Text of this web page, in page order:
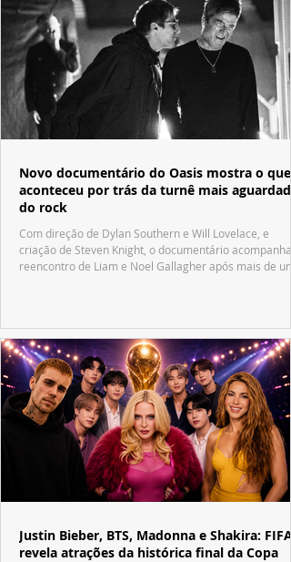
Novo documentário do Oasis mostra o que
aconteceu por trás da turnê mais aguardada
do rock
Com direção de Dylan Southern e Will Lovelace, e
criação de Steven Knight, o documentário acompanha
reencontro de Liam e Noel Gallagher após mais de
Justin Bieber, BTS, Madonna e Shakira: FIFA
revela atrações da histórica final da Copa